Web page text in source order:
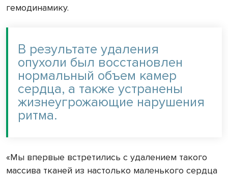
гемодинамику.
В результате удаления
опухоли был восстановлен
нормальный объем камер
сердца, а также устранены
жизнеугрожающие нарушения
ритма.
«Мы впервые встретились с удалением такого
массива тканей из настолько маленького сердца